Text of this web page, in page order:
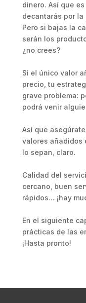
dinero. Así que
decantarás por la
Pero si bajas la
serán los
¿no crees?
Si el único valor
precio, tu
grave problema:
podrá venir
Así que
valores añadidos
lo sepan, claro.
Calidad del
cercano, buen
rápidos… ¡hay
En el siguiente
prácticas de las
¡Hasta pronto!